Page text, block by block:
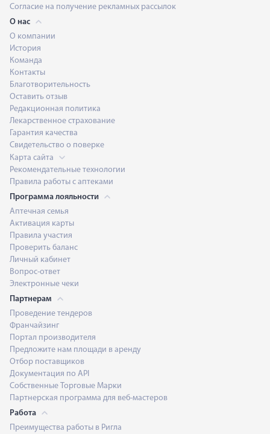
Согласие на получение рекламных рассылок
О нас
О компании
История
Команда
Контакты
Благотворительность
Оставить отзыв
Редакционная политика
Лекарственное страхование
Гарантия качества
Свидетельство о поверке
Карта сайта
Рекомендательные технологии
Правила работы с аптеками
Программа лояльности
Аптечная семья
Активация карты
Правила участия
Проверить баланс
Личный кабинет
Вопрос-ответ
Электронные чеки
Партнерам
Проведение тендеров
Франчайзинг
Портал производителя
Предложите нам площади в аренду
Отбор поставщиков
Документация по API
Собственные Торговые Марки
Партнерская программа для веб-мастеров
Работа
Преимущества работы в Ригла